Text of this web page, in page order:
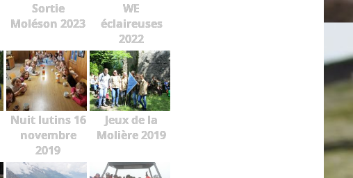
Sortie
Moléson 2023
WE
éclaireuses
2022
Nuit lutins 16
novembre
2019
Jeux de la
Molière 2019